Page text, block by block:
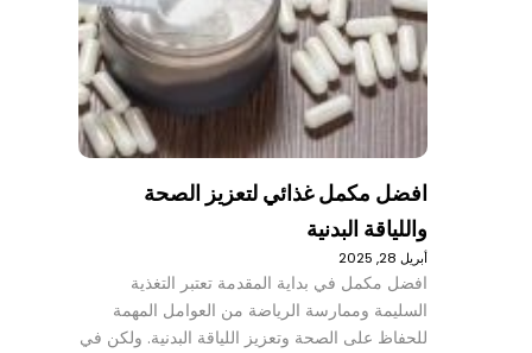
افضل مكمل غذائي لتعزيز الصحة
واللياقة البدنية
أبريل 28, 2025
افضل مكمل في بداية المقدمة تعتبر التغذية
السليمة وممارسة الرياضة من العوامل المهمة
للحفاظ على الصحة وتعزيز اللياقة البدنية. ولكن في